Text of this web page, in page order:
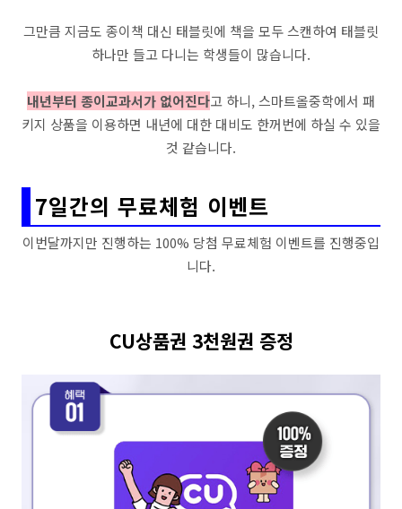
그만큼 지금도 종이책 대신 태블릿에 책을 모두 스캔하여 태블릿
하나만 들고 다니는 학생들이 많습니다.
내년부터 종이교과서가 없어진다고 하니, 스마트올중학에서 패
키지 상품을 이용하면 내년에 대한 대비도 한꺼번에 하실 수 있을
것 같습니다.
7일간의 무료체험 이벤트
이번달까지만 진행하는 100% 당첨 무료체험 이벤트를 진행중입
니다.
CU상품권 3천원권 증정